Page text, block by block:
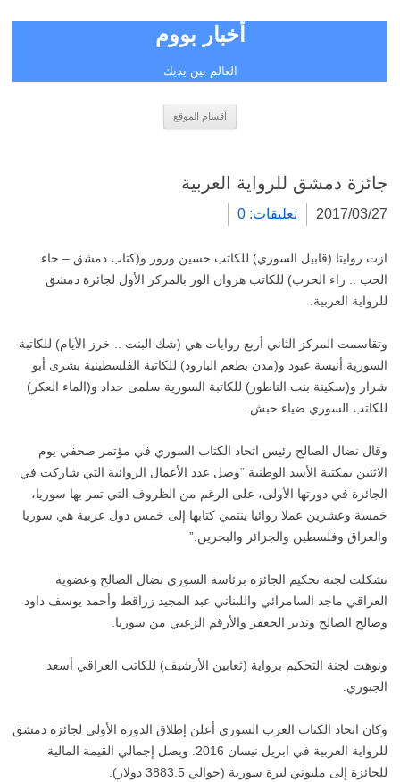
أخبار بووم
العالم بين يديك
أقسام الموقع
جائزة دمشق للرواية العربية
2017/03/27 تعليقات: 0
ازت روايتا (قابيل السوري) للكاتب حسين ورور و(كتاب دمشق – حاء
الحب .. راء الحرب) للكاتب هزوان الوز بالمركز الأول لجائزة دمشق
للرواية العربية.
وتقاسمت المركز الثاني أربع روايات هي (شك البنت .. خرز الأيام) للكاتبة
السورية أنيسة عبود و(مدن بطعم البارود) للكاتبة الفلسطينية بشرى أبو
شرار و(سكينة بنت الناطور) للكاتبة السورية سلمى حداد و(الماء العكر)
للكاتب السوري ضياء حبش.
وقال نضال الصالح رئيس اتحاد الكتاب السوري في مؤتمر صحفي يوم
الاثنين بمكتبة الأسد الوطنية “وصل عدد الأعمال الروائية التي شاركت في
الجائزة في دورتها الأولى، على الرغم من الظروف التي تمر بها سوريا،
خمسة وعشرين عملا روائيا ينتمي كتابها إلى خمس دول عربية هي سوريا
والعراق وفلسطين والجزائر والبحرين.”
تشكلت لجنة تحكيم الجائزة برئاسة السوري نضال الصالح وعضوية
العراقي ماجد السامرائي واللبناني عبد المجيد زراقط وأحمد يوسف داود
وصالح الصالح ونذير الجعفر والأرقم الزعبي من سوريا.
ونوهت لجنة التحكيم برواية (ثعابين الأرشيف) للكاتب العراقي أسعد
الجبوري.
وكان اتحاد الكتاب العرب السوري أعلن إطلاق الدورة الأولى لجائزة دمشق
للرواية العربية في ابريل نيسان 2016. ويصل إجمالي القيمة المالية
للجائزة إلى مليوني ليرة سورية (حوالي 3883.5 دولار).